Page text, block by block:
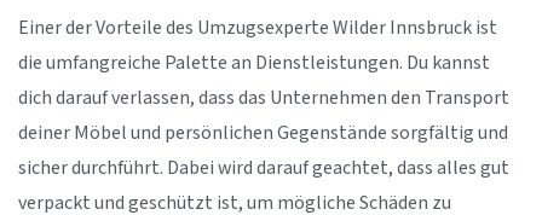
Einer der Vorteile des Umzugsexperte Wilder Innsbruck ist
die umfangreiche Palette an Dienstleistungen. Du kannst
dich darauf verlassen, dass das Unternehmen den Transport
deiner Möbel und persönlichen Gegenstände sorgfältig und
sicher durchführt. Dabei wird darauf geachtet, dass alles gut
verpackt und geschützt ist, um mögliche Schäden zu